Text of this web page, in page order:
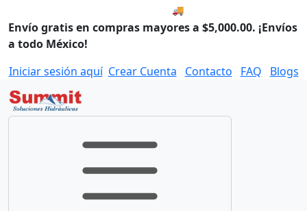
🚚 Compra antes de las
Envío gratis en compras mayores a $5,000.00. ¡Envíos
a todo México!
Iniciar sesión aquí Crear Cuenta Contacto FAQ Blogs